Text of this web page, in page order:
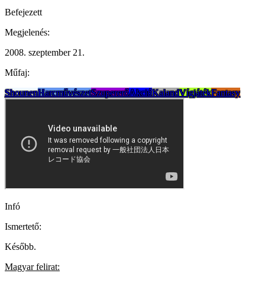
Befejezett
Megjelenés:
2008. szeptember 21.
Műfaj:
ShounenHarcművészetSzupererőAkcióKalandVígjátékFantasy
Infó
Ismertető:
Később.
Magyar felirat: